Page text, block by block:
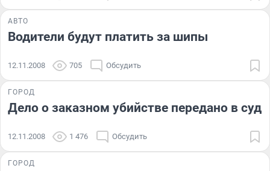
АВТО
Водители будут платить за шипы
12.11.2008 705 Обсудить
ГОРОД
Дело о заказном убийстве передано в суд
12.11.2008 1 476 Обсудить
ГОРОД